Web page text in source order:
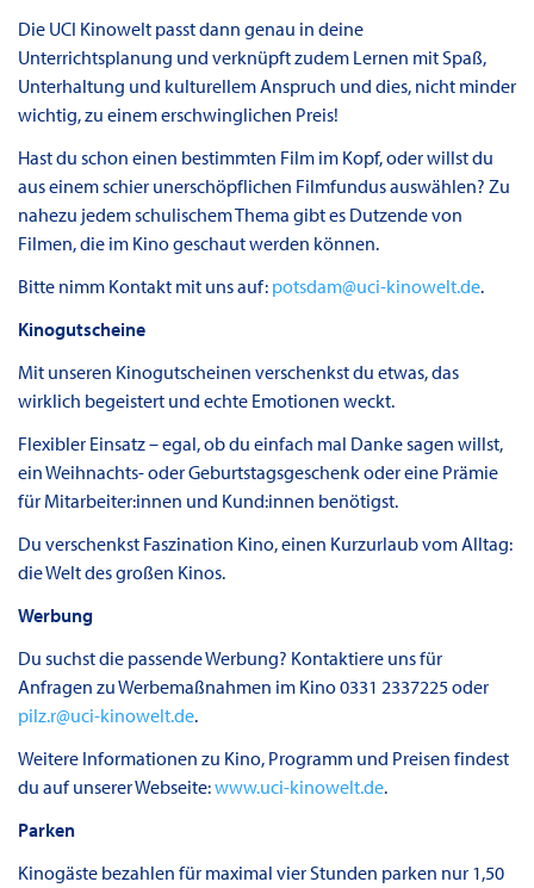
Die UCI Kinowelt passt dann genau in deine
Unterrichtsplanung und verknüpft zudem Lernen mit Spaß,
Unterhaltung und kulturellem Anspruch und dies, nicht minder
wichtig, zu einem erschwinglichen Preis!
Hast du schon einen bestimmten Film im Kopf, oder willst du
aus einem schier unerschöpflichen Filmfundus auswählen? Zu
nahezu jedem schulischem Thema gibt es Dutzende von
Filmen, die im Kino geschaut werden können.
Bitte nimm Kontakt mit uns auf: potsdam@uci-kinowelt.de.
Kinogutscheine
Mit unseren Kinogutscheinen verschenkst du etwas, das
wirklich begeistert und echte Emotionen weckt.
Flexibler Einsatz – egal, ob du einfach mal Danke sagen willst,
ein Weihnachts- oder Geburtstagsgeschenk oder eine Prämie
für Mitarbeiter:innen und Kund:innen benötigst.
Du verschenkst Faszination Kino, einen Kurzurlaub vom Alltag:
die Welt des großen Kinos.
Werbung
Du suchst die passende Werbung? Kontaktiere uns für
Anfragen zu Werbemaßnahmen im Kino 0331 2337225 oder
pilz.r@uci-kinowelt.de.
Weitere Informationen zu Kino, Programm und Preisen findest
du auf unserer Webseite:www.uci-kinowelt.de.
Parken
Kinogäste bezahlen für maximal vier Stunden parken nur 1,50